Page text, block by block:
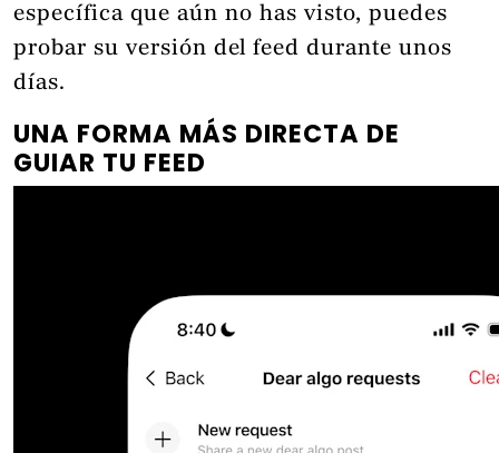
específica que aún no has visto, puedes
probar su versión del feed durante unos
días.
UNA FORMA MÁS DIRECTA DE
GUIAR TU FEED